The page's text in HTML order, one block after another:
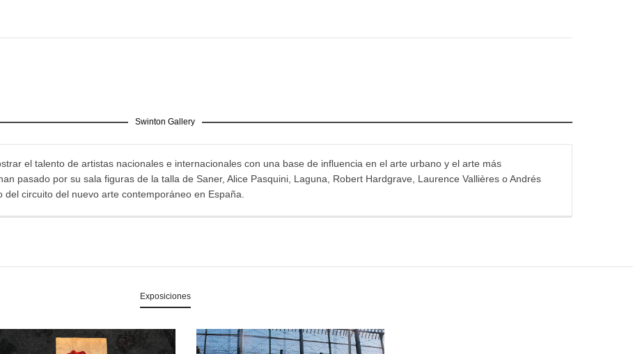
Swinton Gallery
el talento de artistas nacionales e internacionales con una base de influencia en el arte urbano y el arte más
pasado por su sala figuras de la talla de Saner, Alice Pasquini, Laguna, Robert Hardgrave, Laurence Vallières o Andrés
circuito del nuevo arte contemporáneo en España.
Exposiciones